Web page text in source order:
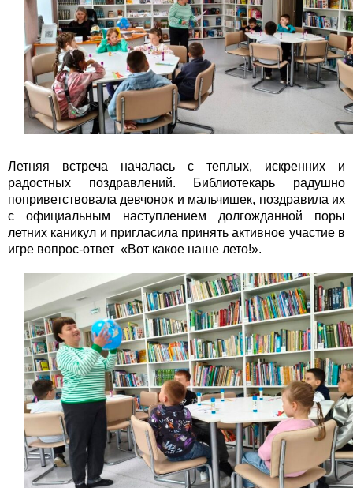
Летняя встреча началась с теплых, искренних и
радостных поздравлений. Библиотекарь радушно
поприветствовала девчонок и мальчишек, поздравила их
с официальным наступлением долгожданной поры
летних каникул и пригласила принять активное участие в
игре вопрос-ответ «Вот какое наше лето!».